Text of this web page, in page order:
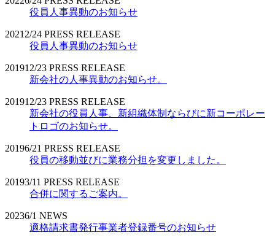
役員人事異動のお知らせ
2021 2/24 PRESS RELEASE
役員人事異動のお知らせ
201912/23 PRESS RELEASE
新会社の人事異動のお知らせ。
201912/23 PRESS RELEASE
新会社の役員人事、新組織体制ならびに新コーポレー
トロゴのお知らせ。
20196/21 PRESS RELEASE
役員の移動並びに業務分担を変更しました。
20193/11 PRESS RELEASE
合併に関するご案内。
20236/1 NEWS
適格請求書発行事業者登録番号のお知らせ